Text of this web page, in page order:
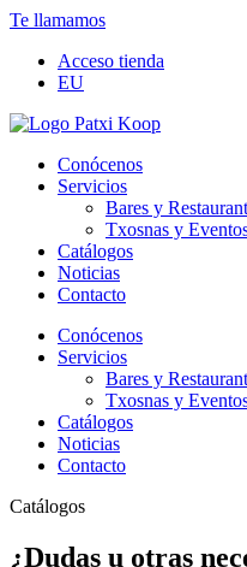
Te llamamos
Acceso tienda
EU
Conócenos
Servicios
Bares y
Txosnas y
Catálogos
Noticias
Contacto
Conócenos
Servicios
Bares y
Txosnas y
Catálogos
Noticias
Contacto
Catálogos
¿Dudas u otras